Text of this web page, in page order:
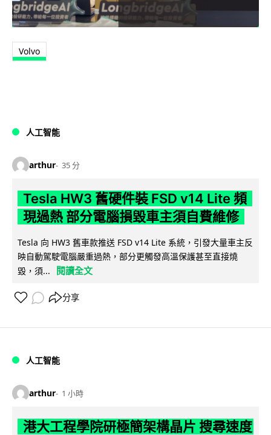
Volvo
人工智能
arthur 35 分
Tesla HW3 舊硬件裝 FSD v14 Lite 頻
現過熱 部分電腦損毀車主須自費維修
Tesla 向 HW3 舊車款推送 FSD v14 Lite 系統，引發大量車主反
映自動駕駛電腦嚴重過熱，部分更觸發高溫保護甚至直接燒
毀，須...
閱讀全文
分享
人工智能
arthur 1 小時
港大工程學院研極簡架構晶片 搜尋速度